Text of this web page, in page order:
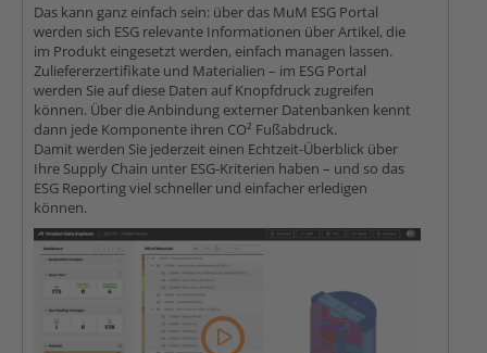
Das kann ganz einfach sein: über das MuM ESG Portal
werden sich ESG relevante Informationen über Artikel, die
im Produkt eingesetzt werden, einfach managen lassen.
Zuliefererzertifikate und Materialien – im ESG Portal
werden Sie auf diese Daten auf Knopfdruck zugreifen
können. Über die Anbindung externer Datenbanken kennt
dann jede Komponente ihren CO² Fußabdruck.
Damit werden Sie jederzeit einen Echtzeit-Überblick über
Ihre Supply Chain unter ESG-Kriterien haben – und so das
ESG Reporting viel schneller und einfacher erledigen
können.